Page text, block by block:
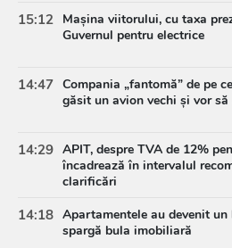
15:12 Mașina viitorului, cu taxa
Guvernul pentru electrice
14:47 Compania „fantomă” de pe
găsit un avion vechi și vor
14:29 APIT, despre TVA de 12%
încadrează în intervalul
clarificări
14:18 Apartamentele au devenit
spargă bula imobiliară